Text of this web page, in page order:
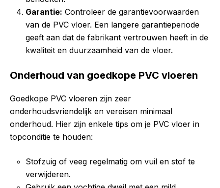
Garantie: Controleer de garantievoorwaarden
van de PVC vloer. Een langere garantieperiode
geeft aan dat de fabrikant vertrouwen heeft in de
kwaliteit en duurzaamheid van de vloer.
Onderhoud van goedkope PVC vloeren
Goedkope PVC vloeren zijn zeer
onderhoudsvriendelijk en vereisen minimaal
onderhoud. Hier zijn enkele tips om je PVC vloer in
topconditie te houden:
Stofzuig of veeg regelmatig om vuil en stof te
verwijderen.